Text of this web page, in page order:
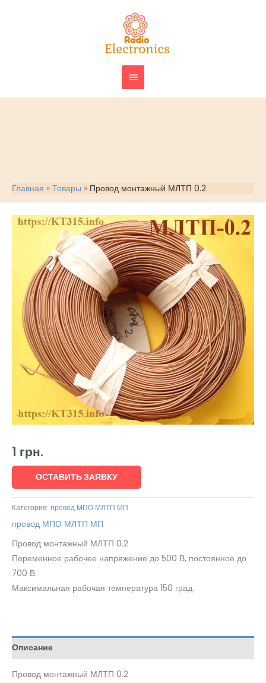
ГЛАВНОЕ
МЕНЮ
Главная Товары Провод монтажный МЛТП 0.2
1 грн.
ОСТАВИТЬ ЗАЯВКУ
Категория: провод МПО МЛТП МП
провод МПО МЛТП МП
Провод монтажный МЛТП 0.2
Переменное рабочее напряжение до 500 В, постоянное до
700 В.
Максимальная рабочая температура 150 град.
Описание
Провод монтажный МЛТП 0.2